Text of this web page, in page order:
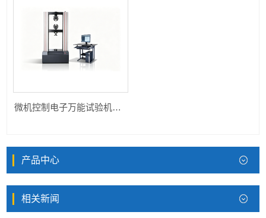
微机控制电子万能试验机HK-WD
产品中心
相关新闻